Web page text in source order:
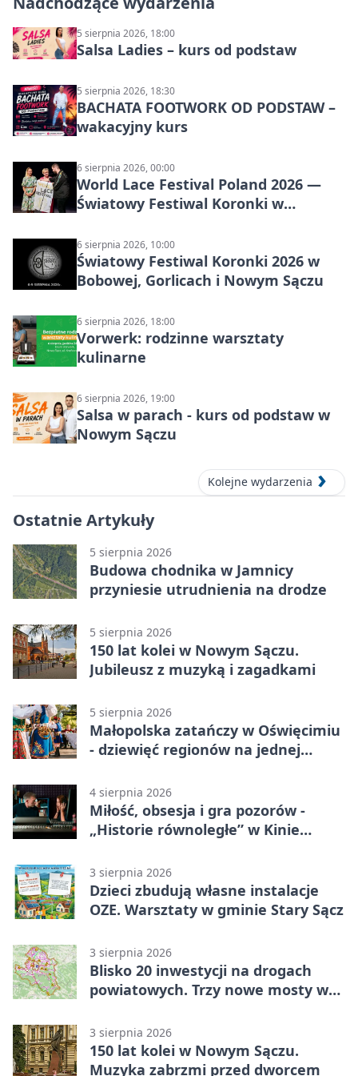
5 sierpnia 2026, 18:00
Salsa Ladies – kurs od podstaw
5 sierpnia 2026, 18:30
BACHATA FOOTWORK OD PODSTAW –
wakacyjny kurs
6 sierpnia 2026, 00:00
World Lace Festival Poland 2026 —
Światowy Festiwal Koronki w
6 sierpnia 2026, 10:00
Światowy Festiwal Koronki 2026 w
Bobowej, Gorlicach i Nowym Sączu
6 sierpnia 2026, 18:00
Vorwerk: rodzinne warsztaty
kulinarne
6 sierpnia 2026, 19:00
Salsa w parach - kurs od podstaw w
Nowym Sączu
Kolejne wydarzenia
Ostatnie Artykuły
5 sierpnia 2026
Budowa chodnika w Jamnicy
przyniesie utrudnienia na drodze
5 sierpnia 2026
150 lat kolei w Nowym Sączu.
Jubileusz z muzyką i zagadkami
5 sierpnia 2026
Małopolska zatańczy w Oświęcimiu
- dziewięć regionów na jednej
4 sierpnia 2026
Miłość, obsesja i gra pozorów -
„Historie równoległe” w Kinie
3 sierpnia 2026
Dzieci zbudują własne instalacje
OZE. Warsztaty w gminie Stary Sącz
3 sierpnia 2026
Blisko 20 inwestycji na drogach
powiatowych. Trzy nowe mosty w
3 sierpnia 2026
150 lat kolei w Nowym Sączu.
Muzyka zabrzmi przed dworcem